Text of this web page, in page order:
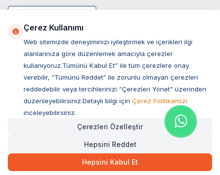
Müşteri Hizmetleri
Sıkça Sorulan Sorular
Ovacık Mah. Hacıoğlu Sok. No:13 Başiskele / KOCAELİ
Müşteri Destek Hattı
Çerez Kullanımı
Web sitemizde deneyiminizi iyileştirmek ve içerikleri ilgi
alanlarınıza göre düzenlemek amacıyla çerezler
kullanıyoruz.Tümünü Kabul Et” ile tüm çerezlere onay
verebilir, “Tümünü Reddet” ile zorunlu olmayan çerezleri
reddedebilir veya tercihlerinizi “Çerezleri Yönet” üzerinden
düzenleyebilirsiniz.Detaylı bilgi için Çerez Politikamızı
inceleyebilirsiniz.
Çerezleri Özelleştir
Hepsini Reddet
Hepsini Kabul Et